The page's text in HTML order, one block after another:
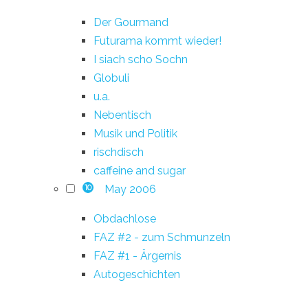
Der Gourmand
Futurama kommt wieder!
I siach scho Sochn
Globuli
u.a.
Nebentisch
Musik und Politik
rischdisch
caffeine and sugar
10 May 2006
Obdachlose
FAZ #2 - zum Schmunzeln
FAZ #1 - Ärgernis
Autogeschichten